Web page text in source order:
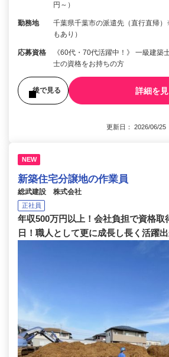
円～）
勤務地
千葉県千葉市の派遣先（直行直帰
もあり）
応募資格
《60代・70代活躍中！》 一級建築
士の資格をお持ちの方
後で見る 詳細を
更新日： 2026/06/
NEW
新築住宅分譲地の作業員
総武建設 株式会社
正社員
年収500万円以上！会社負担で資格取
日！職人として更に成長し長く活躍